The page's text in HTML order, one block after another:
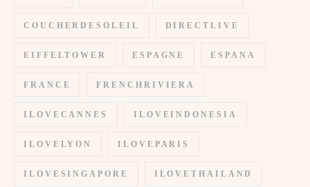
COUCHERDESOLEIL DIRECTLIVE
EIFFELTOWER ESPAGNE ESPANA
FRANCE FRENCHRIVIERA
ILOVECANNES ILOVEINDONESIA
ILOVELYON ILOVEPARIS
ILOVESINGAPORE ILOVETHAILAND